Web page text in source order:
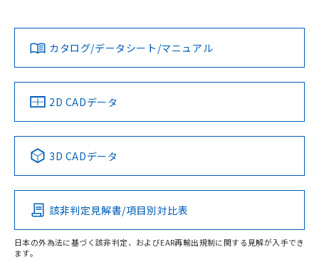
取りつけ穴加工図
ダウンロードデータをご利用いただく前に、以下を必ずお読
みください。
ソフトウェアの使用条件
この製品のRoHS/REACH対応状況ページへ
カタログ/データシート/マニュアル
2D CADデータ
3D CADデータ
該非判定見解書/項目別対比表
日本の外為法に基づく該非判定、およびEAR再輸出規制に関する見解が入手でき
ます。